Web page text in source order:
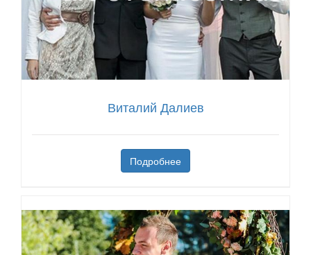
Виталий Далиев
Подробнее